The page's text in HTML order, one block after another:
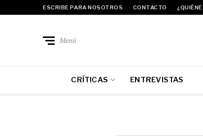
ESCRIBE PARA NOSOTROS CONTACTO
Menú
CRÍTICAS ENTREVISTAS